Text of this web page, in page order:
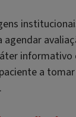
agendar
informativo
a